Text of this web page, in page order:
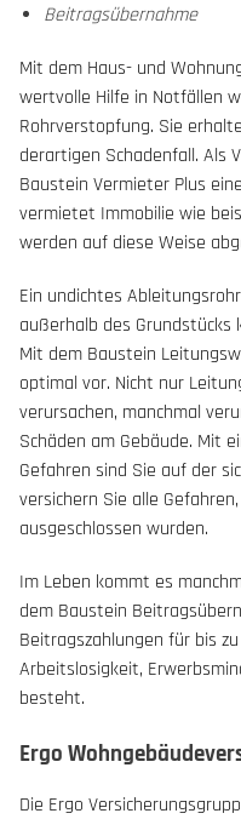
Beitragsübernahme
Mit dem Haus- und
wertvolle Hilfe in Notfällen
Rohrverstopfung. Sie
derartigen Schadenfall. Als
Baustein Vermieter Plus
vermietet Immobilie wie
werden auf diese Weise
Ein undichtes
außerhalb des Grundstücks
Mit dem Baustein
optimal vor. Nicht nur
verursachen, manchmal
Schäden am Gebäude. Mit
Gefahren sind Sie auf der
versichern Sie alle
ausgeschlossen wurden.
Im Leben kommt es
dem Baustein
Beitragszahlungen für bis
Arbeitslosigkeit,
besteht.
Ergo
Die Ergo